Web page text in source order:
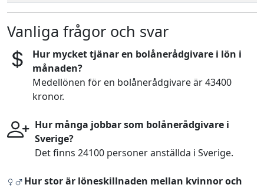
Vanliga frågor och svar
Hur mycket tjänar en bolånerådgivare i lön i
månaden?
Medellönen för en bolånerådgivare är 43400
kronor.
Hur många jobbar som bolånerådgivare i
Sverige?
Det finns 24100 personer anställda i Sverige.
Hur stor är löneskillnaden mellan kvinnor och